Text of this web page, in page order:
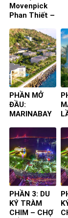
Movenpick
Phan Thiết –
ta đến
PHẦN MỞ
ĐẦU:
MARINABAY
LẦN ĐẦU
TIÊN TA ĐẾN
PHẦN 3: DU
KÝ TRÀM
CHIM – CHỢ